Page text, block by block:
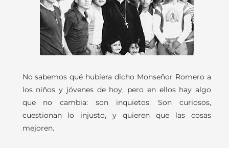
No sabemos qué hubiera dicho Monseñor Romero a
los niños y jóvenes de hoy, pero en ellos hay algo
que no cambia: son inquietos. Son curiosos,
cuestionan lo injusto, y quieren que las cosas
mejoren.